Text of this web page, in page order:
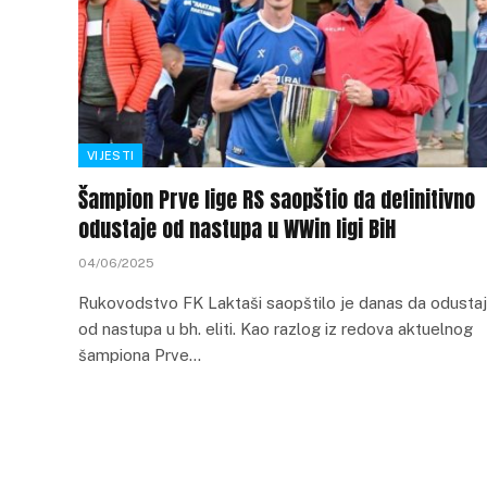
VIJESTI
Šampion Prve lige RS saopštio da definitivno
odustaje od nastupa u WWin ligi BiH
04/06/2025
Rukovodstvo FK Laktaši saopštilo je danas da
od nastupa u bh. eliti. Kao razlog iz redova aktuelnog
šampiona Prve…